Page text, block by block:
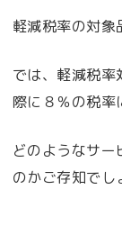
軽減税率の対象
では、軽減税
際に８％の税率
どのようなサ
のかご存知でし